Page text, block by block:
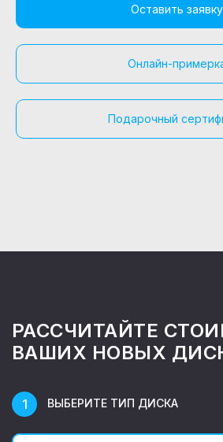
Оставить заявку
Онлайн-
Подарочный
РАССЧИТАЙТЕ
ВАШИХ НОВЫХ
ВЫБЕРИТЕ ТИП ДИСКА